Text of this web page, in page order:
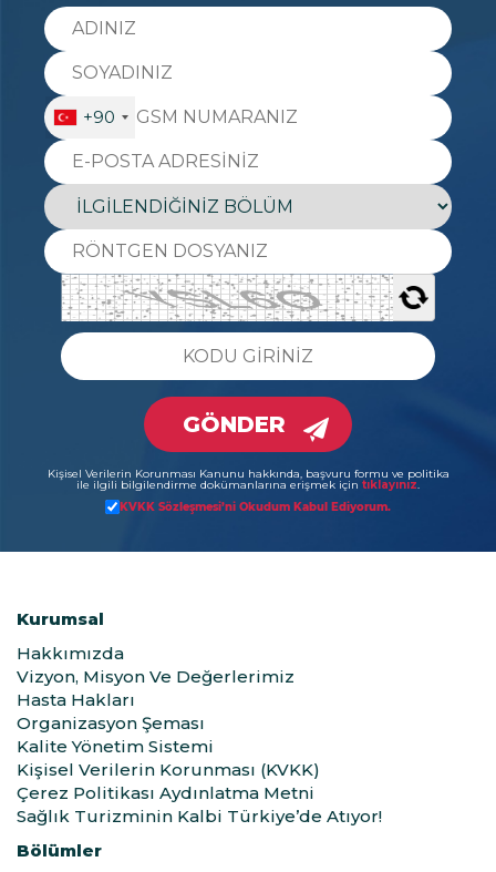
+90
GÖNDER
Kişisel Verilerin Korunması Kanunu hakkında, başvuru formu ve politika
ile ilgili bilgilendirme dokümanlarına erişmek için tıklayınız.
KVKK Sözleşmesi’ni Okudum Kabul Ediyorum.
Kurumsal
Hakkımızda
Vizyon, Misyon Ve Değerlerimiz
Hasta Hakları
Organizasyon Şeması
Kalite Yönetim Sistemi
Kişisel Verilerin Korunması (KVKK)
Çerez Politikası Aydınlatma Metni
Sağlık Turizminin Kalbi Türkiye’de Atıyor!
Bölümler